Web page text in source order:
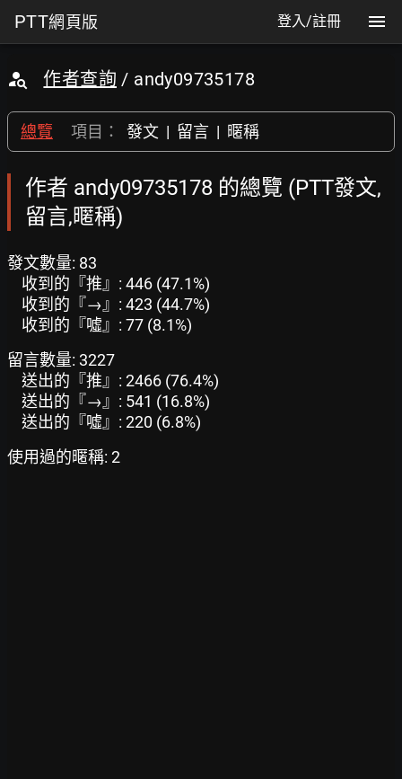
PTT網頁版 登入/註冊
作者查詢 / andy09735178
總覽 項目： 發文 | 留言 | 暱稱
作者 andy09735178 的總覽 (PTT發文,
留言,暱稱)
發文數量: 83
收到的『推』: 446 (47.1%)
收到的『→』: 423 (44.7%)
收到的『噓』: 77 (8.1%)
留言數量: 3227
送出的『推』: 2466 (76.4%)
送出的『→』: 541 (16.8%)
送出的『噓』: 220 (6.8%)
使用過的暱稱: 2